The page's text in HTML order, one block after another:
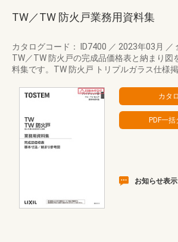
TW／TW 防火戸業務用資料集
カタログコード： ID7400 ／ 2023年03月 ／
TW／TW 防火戸の完成品価格表と納まり図
料集です。TW 防火戸 トリプルガラス仕様掲
お知らせ表示